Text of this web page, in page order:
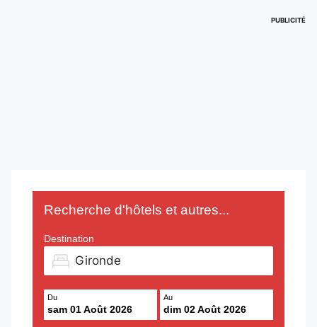
PUBLICITÉ
Recherche d'hôtels et autres...
Destination
Du
sam 01 Août 2026
Au
dim 02 Août 2026